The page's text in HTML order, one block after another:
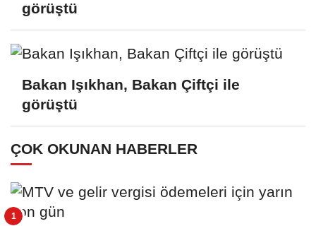
görüştü
Bakan Işıkhan, Bakan Çiftçi ile
görüştü
ÇOK OKUNAN HABERLER